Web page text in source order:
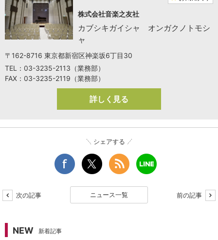
株式会社音楽之友社
カブシキガイシャ オンガクノトモシ
ャ
〒162-8716 東京都新宿区神楽坂6丁目30
TEL：03-3235-2113（業務部）
FAX：03-3235-2119（業務部）
詳しく見る
シェアする
次の記事 ニュース一覧 前の記事
NEW 新着記事